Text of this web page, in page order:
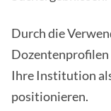
Durch die
Dozentenprofilen
Ihre Institution
positionieren.